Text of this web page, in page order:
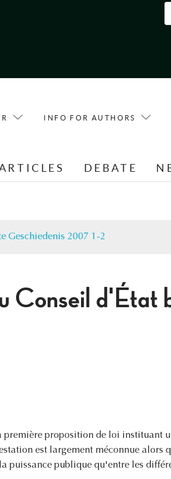
INFO FOR AUTHORS
DEBATE
Geschiedenis 2007 1-2
Conseil d'État
première proposition de loi instituant
est largement méconnue alors
puissance publique qu'entre les